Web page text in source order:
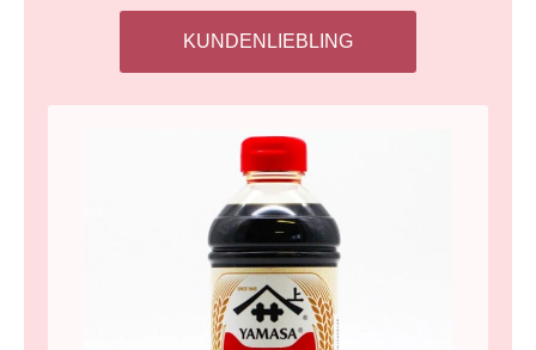
KUNDENLIEBLING